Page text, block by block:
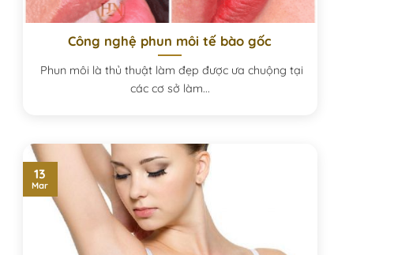
Công nghệ phun môi tế bào gốc
Phun môi là thủ thuật làm đẹp được ưa chuộng tại
các cơ sở làm...
13
Mar